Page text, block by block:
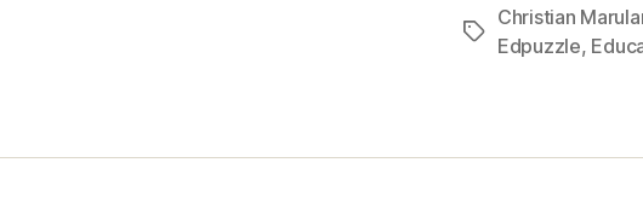
e
o
er
Etiquetas
Christian
Edpuzzle,